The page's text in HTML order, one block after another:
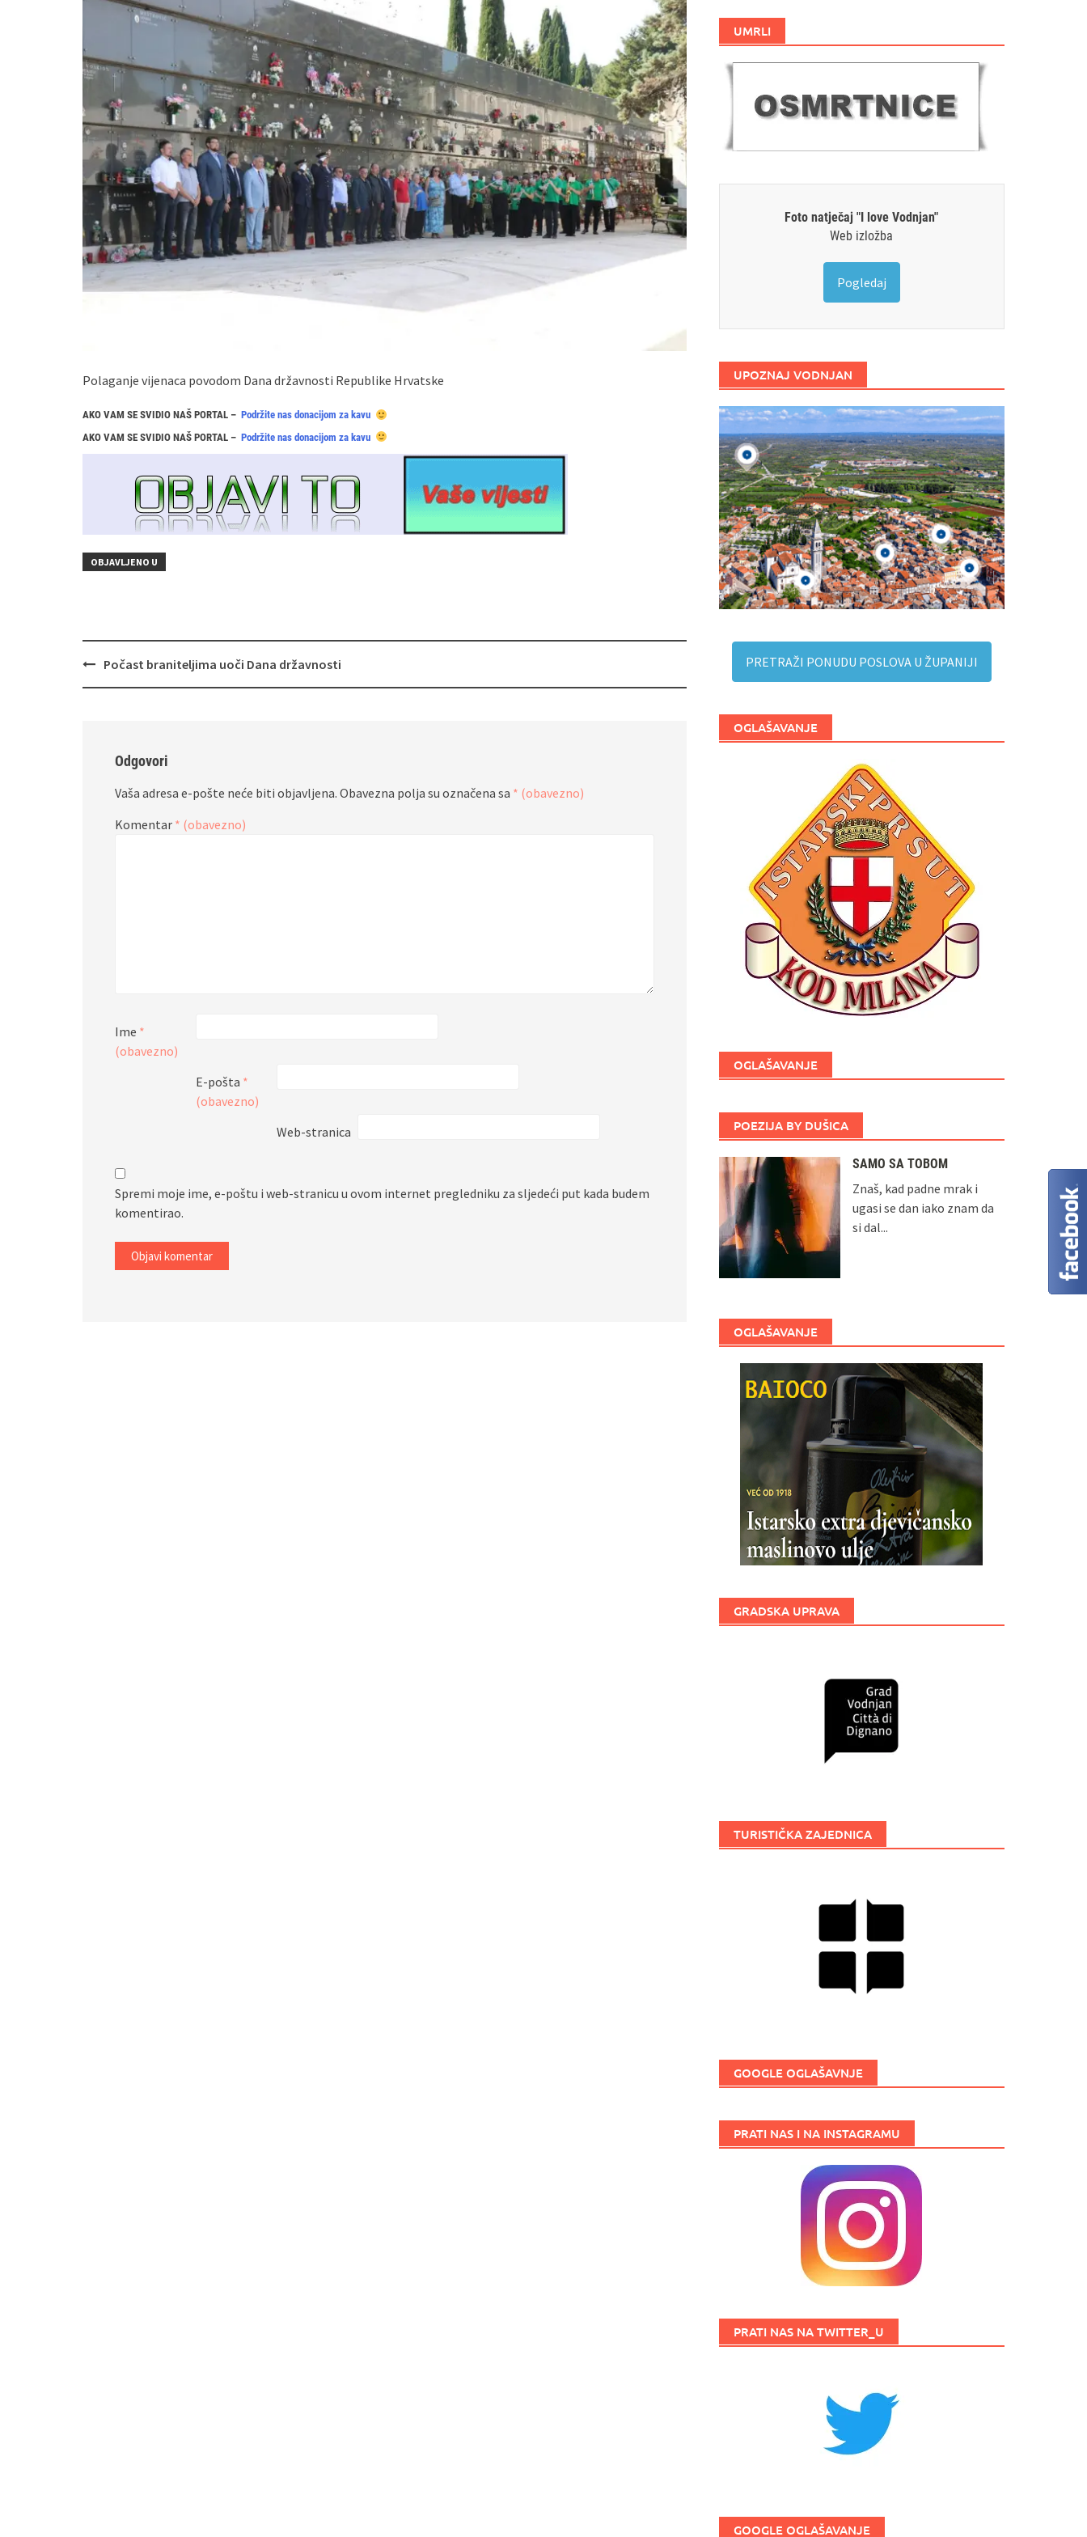
Polaganje vijenaca povodom Dana državnosti Republike Hrvatske
AKO VAM SE SVIDIO NAŠ PORTAL – Podržite nas donacijom za kavu
AKO VAM SE SVIDIO NAŠ PORTAL – Podržite nas donacijom za kavu
OBJAVLJENO U
Navigacija
Počast braniteljima uoči Dana državnosti
Odgovori
Vaša adresa e-pošte neće biti objavljena. Obavezna polja su označena sa * (obavezno)
Komentar * (obavezno)
Ime *
(obavezno)
E-pošta *
(obavezno)
Web-stranica
Spremi moje ime, e-poštu i web-stranicu u ovom internet pregledniku za sljedeći put kada budem
komentirao.
UMRLI
Foto natječaj "I love Vodnjan"
Web izložba
Pogledaj
UPOZNAJ VODNJAN
PRETRAŽI PONUDU POSLOVA U ŽUPANIJI
OGLAŠAVANJE
OGLAŠAVANJE
POEZIJA BY DUŠICA
SAMO SA TOBOM
Znaš, kad padne mrak i
ugasi se dan iako znam da
si dal...
OGLAŠAVANJE
GRADSKA UPRAVA
TURISTIČKA ZAJEDNICA
GOOGLE OGLAŠAVNJE
PRATI NAS I NA INSTAGRAMU
PRATI NAS NA TWITTER_U
GOOGLE OGLAŠAVANJE